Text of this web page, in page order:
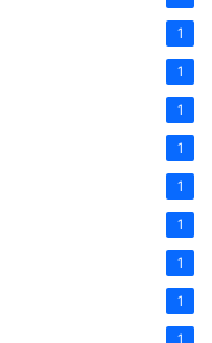
1
1
1
1
1
1
1
1